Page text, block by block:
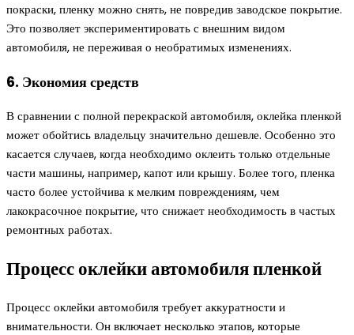
покраски, пленку можно снять, не повредив заводское покрытие.
Это позволяет экспериментировать с внешним видом
автомобиля, не переживая о необратимых изменениях.
6. Экономия средств
В сравнении с полной перекраской автомобиля, оклейка пленкой
может обойтись владельцу значительно дешевле. Особенно это
касается случаев, когда необходимо оклеить только отдельные
части машины, например, капот или крышу. Более того, пленка
часто более устойчива к мелким повреждениям, чем
лакокрасочное покрытие, что снижает необходимость в частых
ремонтных работах.
Процесс оклейки автомобиля пленкой
Процесс оклейки автомобиля требует аккуратности и
внимательности. Он включает несколько этапов, которые